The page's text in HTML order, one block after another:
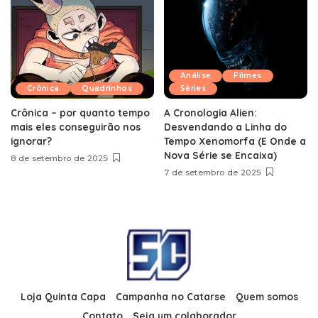
Crônica Quadrinhos
Crônica – por quanto tempo
mais eles conseguirão nos
ignorar?
8 de setembro de 2025
Análise
Filmes
Séries
A Cronologia Alien:
Desvendando a Linha do
Tempo Xenomorfa (E Onde a
Nova Série se Encaixa)
7 de setembro de 2025
Loja Quinta Capa Campanha no Catarse
Quem somos
Contato
Seja um colaborador